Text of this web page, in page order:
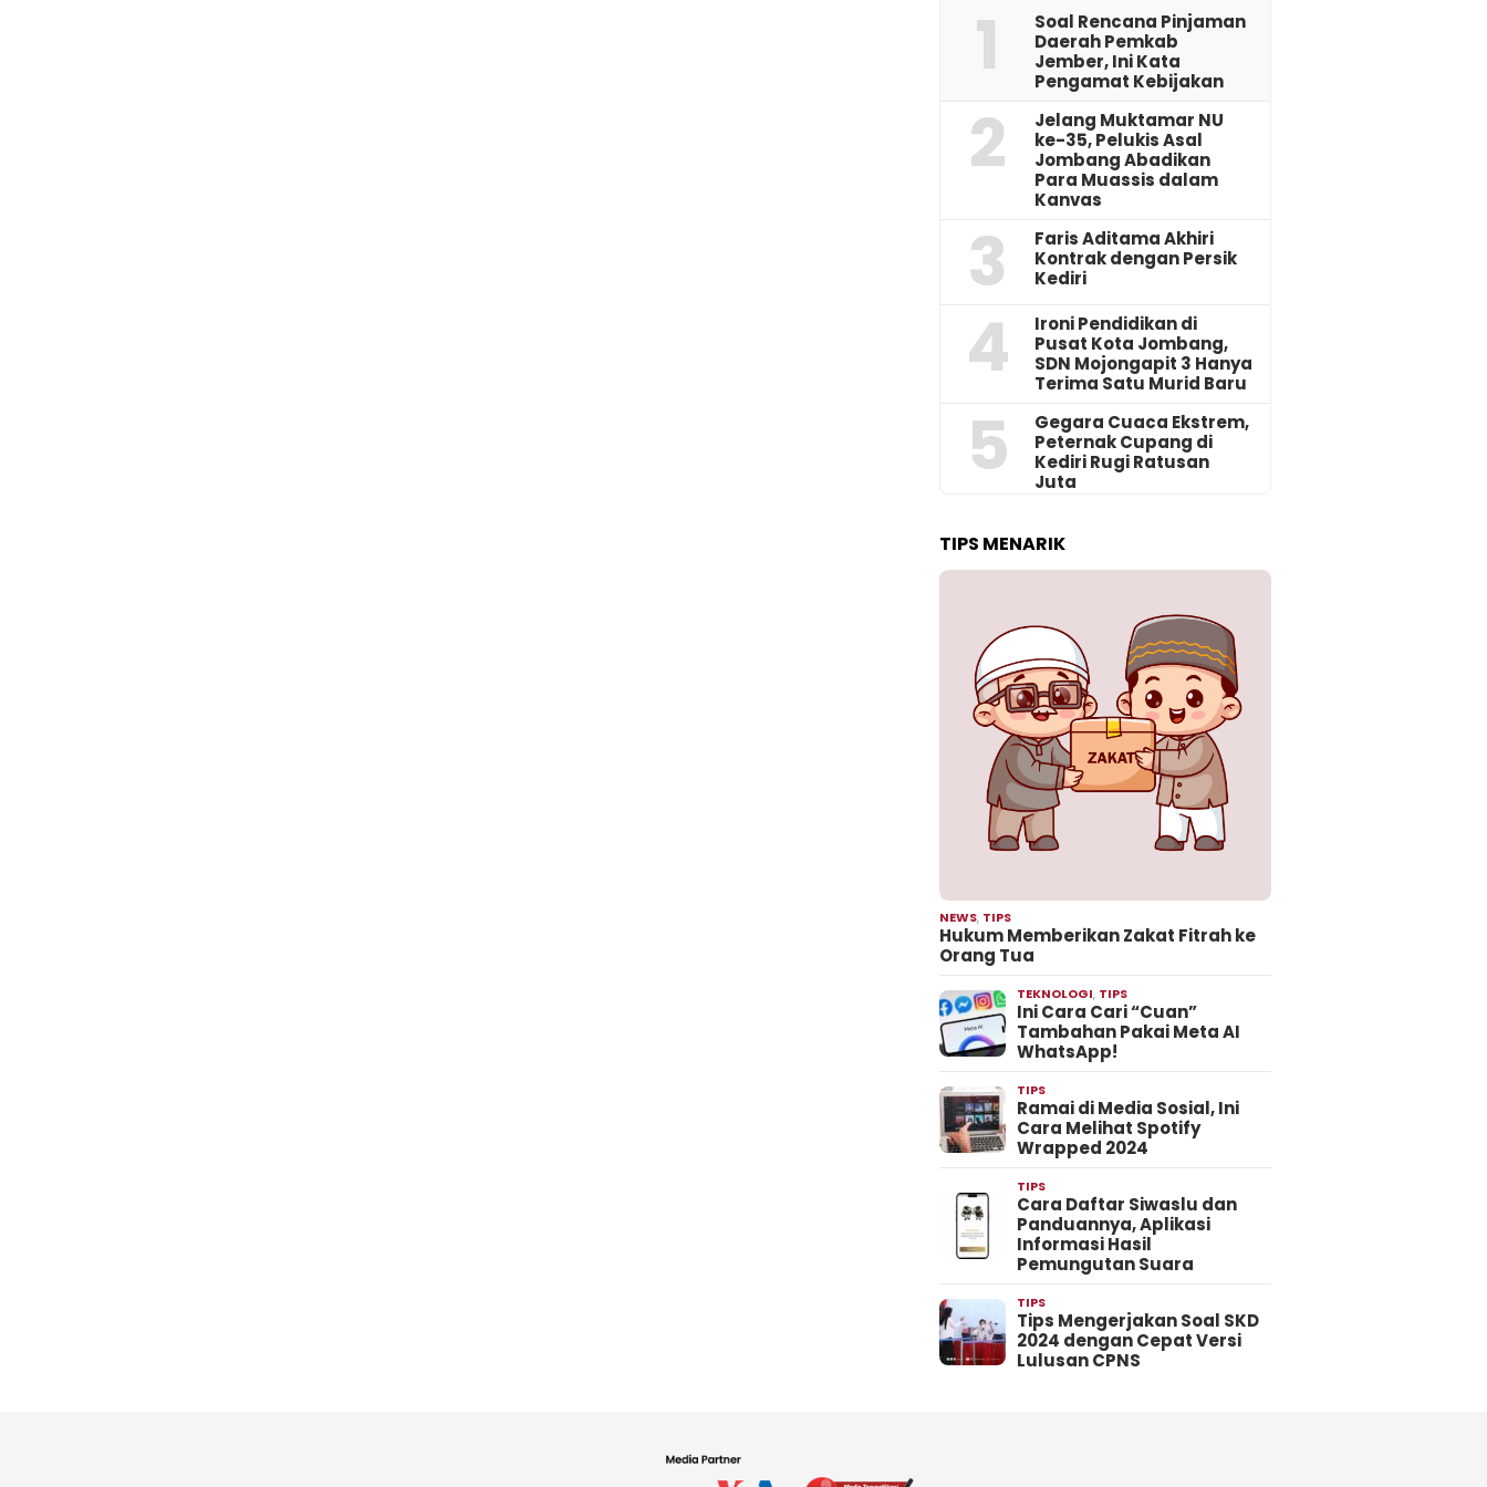
1
‎Soal Rencana Pinjaman
Daerah Pemkab
Jember, Ini Kata
Pengamat Kebijakan ‎
2
Jelang Muktamar NU
ke-35, Pelukis Asal
Jombang Abadikan
Para Muassis dalam
Kanvas
3
Faris Aditama Akhiri
Kontrak dengan Persik
Kediri
4
Ironi Pendidikan di
Pusat Kota Jombang,
SDN Mojongapit 3 Hanya
Terima Satu Murid Baru
5
‎Gegara Cuaca Ekstrem,
Peternak Cupang di
Kediri Rugi Ratusan
Juta
TIPS MENARIK
NEWS, TIPS
Hukum Memberikan Zakat Fitrah ke
Orang Tua
TEKNOLOGI, TIPS
Ini Cara Cari “Cuan”
Tambahan Pakai Meta AI
WhatsApp!
TIPS
Ramai di Media Sosial, Ini
Cara Melihat Spotify
Wrapped 2024
TIPS
Cara Daftar Siwaslu dan
Panduannya, Aplikasi
Informasi Hasil
Pemungutan Suara
TIPS
Tips Mengerjakan Soal SKD
2024 dengan Cepat Versi
Lulusan CPNS